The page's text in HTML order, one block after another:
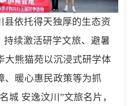
县依托得天独厚的生态资
持续激活研学文旅、避暑
大熊猫苑以沉浸式研学体
、暖心惠民政策等为抓
城 安逸汶川”文旅名片，